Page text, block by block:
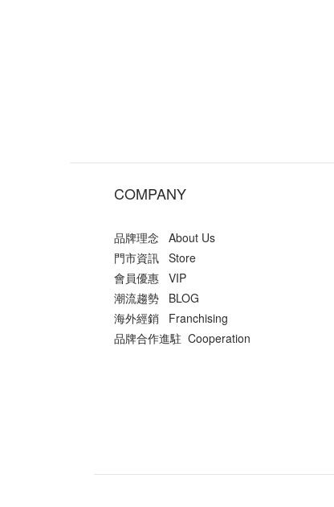
COMPANY
品牌理念 About Us
門市資訊 Store
會員優惠 VIP
潮流趨勢 BLOG
海外經銷 Franchising
品牌合作進駐 Cooperation